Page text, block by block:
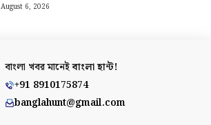
August 6, 2026
বাংলা খবর মানেইবাংলা হান্ট!
+91 8910175874
banglahunt@gmail.com